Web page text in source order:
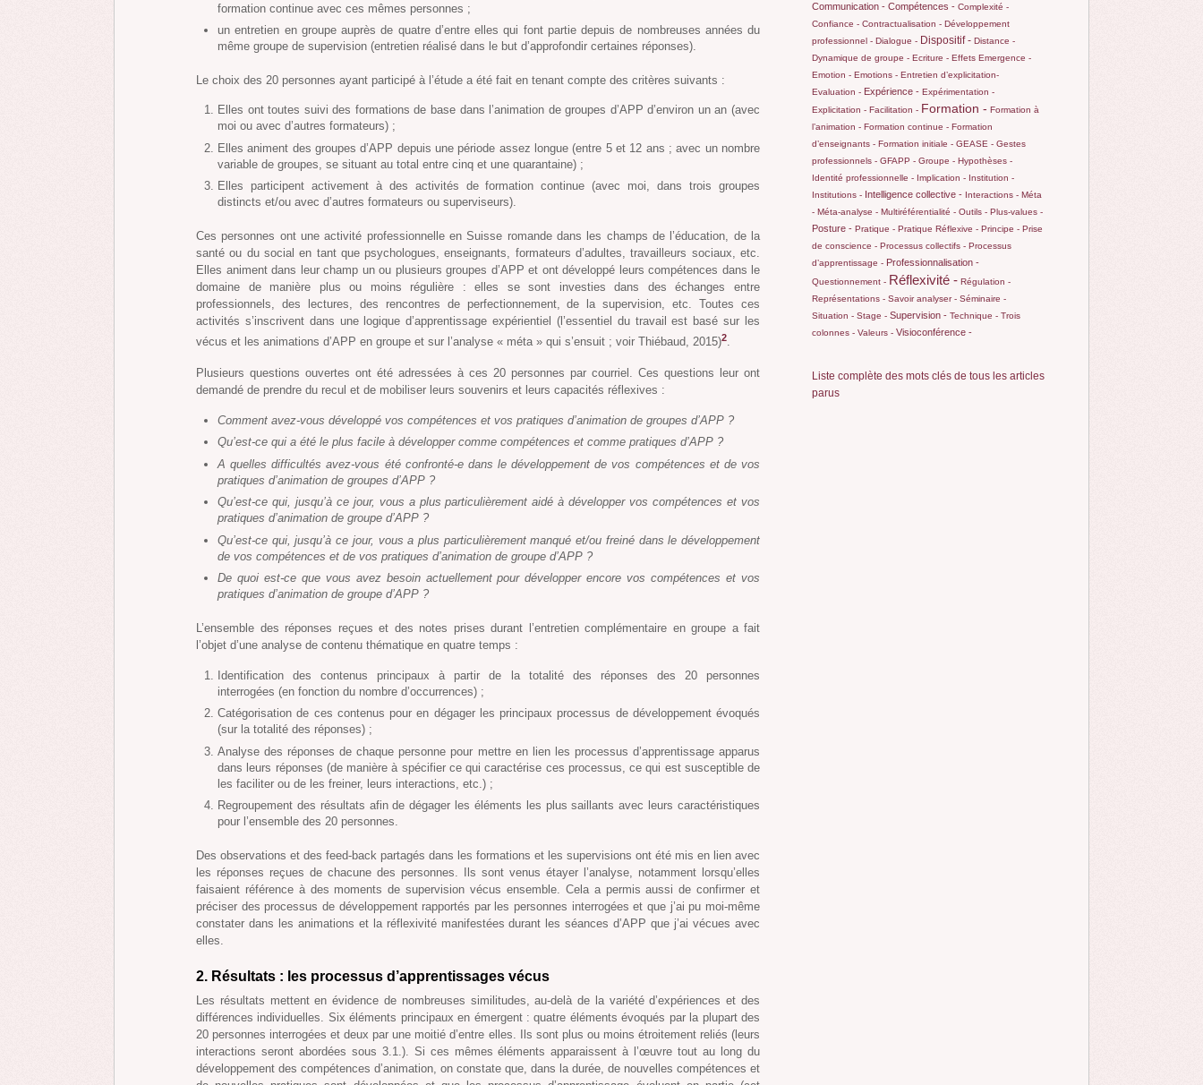
formation continue avec ces mêmes personnes ;
un entretien en groupe auprès de quatre d’entre elles qui font partie depuis de nombreuses années du
même groupe de supervision (entretien réalisé dans le but d’approfondir certaines réponses).
Le choix des 20 personnes ayant participé à l’étude a été fait en tenant compte des critères suivants :
Elles ont toutes suivi des formations de base dans l’animation de groupes d’APP d’environ un an (avec
moi ou avec d’autres formateurs) ;
Elles animent des groupes d’APP depuis une période assez longue (entre 5 et 12 ans ; avec un nombre
variable de groupes, se situant au total entre cinq et une quarantaine) ;
Elles participent activement à des activités de formation continue (avec moi, dans trois groupes
distincts et/ou avec d’autres formateurs ou superviseurs).
Ces personnes ont une activité professionnelle en Suisse romande dans les champs de l’éducation, de la
santé ou du social en tant que psychologues, enseignants, formateurs d’adultes, travailleurs sociaux, etc.
Elles animent dans leur champ un ou plusieurs groupes d’APP et ont développé leurs compétences dans le
domaine de manière plus ou moins régulière : elles se sont investies dans des échanges entre
professionnels, des lectures, des rencontres de perfectionnement, de la supervision, etc. Toutes ces
activités s’inscrivent dans une logique d’apprentissage expérientiel (l’essentiel du travail est basé sur les
vécus et les animations d’APP en groupe et sur l’analyse « méta » qui s’ensuit ; voir Thiébaud, 2015)2.
Plusieurs questions ouvertes ont été adressées à ces 20 personnes par courriel. Ces questions leur ont
demandé de prendre du recul et de mobiliser leurs souvenirs et leurs capacités réflexives :
Comment avez-vous développé vos compétences et vos pratiques d’animation de groupes d’APP ?
Qu’est-ce qui a été le plus facile à développer comme compétences et comme pratiques d’APP ?
A quelles difficultés avez-vous été confronté-e dans le développement de vos compétences et de vos
pratiques d’animation de groupes d’APP ?
Qu’est-ce qui, jusqu’à ce jour, vous a plus particulièrement aidé à développer vos compétences et vos
pratiques d’animation de groupe d’APP ?
Qu’est-ce qui, jusqu’à ce jour, vous a plus particulièrement manqué et/ou freiné dans le développement
de vos compétences et de vos pratiques d’animation de groupe d’APP ?
De quoi est-ce que vous avez besoin actuellement pour développer encore vos compétences et vos
pratiques d’animation de groupe d’APP ?
L’ensemble des réponses reçues et des notes prises durant l’entretien complémentaire en groupe a fait
l’objet d’une analyse de contenu thématique en quatre temps :
Identification des contenus principaux à partir de la totalité des réponses des 20 personnes
interrogées (en fonction du nombre d’occurrences) ;
Catégorisation de ces contenus pour en dégager les principaux processus de développement évoqués
(sur la totalité des réponses) ;
Analyse des réponses de chaque personne pour mettre en lien les processus d’apprentissage apparus
dans leurs réponses (de manière à spécifier ce qui caractérise ces processus, ce qui est susceptible de
les faciliter ou de les freiner, leurs interactions, etc.) ;
Regroupement des résultats afin de dégager les éléments les plus saillants avec leurs caractéristiques
pour l’ensemble des 20 personnes.
Des observations et des feed-back partagés dans les formations et les supervisions ont été mis en lien avec
les réponses reçues de chacune des personnes. Ils sont venus étayer l’analyse, notamment lorsqu’elles
faisaient référence à des moments de supervision vécus ensemble. Cela a permis aussi de confirmer et
préciser des processus de développement rapportés par les personnes interrogées et que j’ai pu moi-même
constater dans les animations et la réflexivité manifestées durant les séances d’APP que j’ai vécues avec
elles.
2. Résultats : les processus d’apprentissages vécus
Les résultats mettent en évidence de nombreuses similitudes, au-delà de la variété d’expériences et des
différences individuelles. Six éléments principaux en émergent : quatre éléments évoqués par la plupart des
20 personnes interrogées et deux par une moitié d’entre elles. Ils sont plus ou moins étroitement reliés (leurs
interactions seront abordées sous 3.1.). Si ces mêmes éléments apparaissent à l’œuvre tout au long du
développement des compétences d’animation, on constate que, dans la durée, de nouvelles compétences et
Communication - Compétences - Complexité -
Confiance - Contractualisation - Développement
professionnel - Dialogue - Dispositif - Distance -
Dynamique de groupe - Ecriture - Effets Emergence -
Emotion - Emotions - Entretien d’explicitation-
Evaluation - Expérience - Expérimentation -
Explicitation - Facilitation - Formation - Formation à
l’animation - Formation continue - Formation
d’enseignants - Formation initiale - GEASE - Gestes
professionnels - GFAPP - Groupe - Hypothèses -
Identité professionnelle - Implication - Institution -
Institutions - Intelligence collective - Interactions - Méta
- Méta-analyse - Multiréférentialité - Outils - Plus-values -
Posture - Pratique - Pratique Réflexive - Principe - Prise
de conscience - Processus collectifs - Processus
d’apprentissage - Professionnalisation -
Questionnement - Réflexivité - Régulation -
Représentations - Savoir analyser - Séminaire -
Situation - Stage - Supervision - Technique - Trois
colonnes - Valeurs - Visioconférence -
Liste complète des mots clés de tous les articles
parus